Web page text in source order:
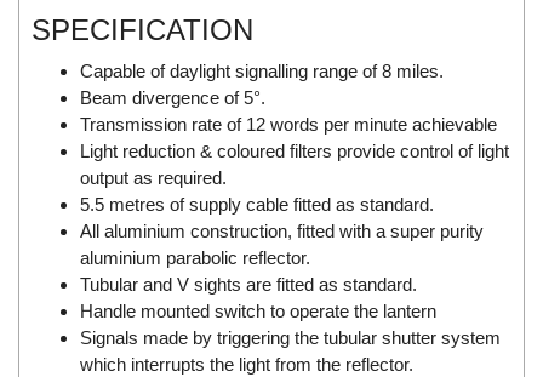
Druck
DUCATI
Duclean
Dukin Besko
Dunkermotoren
Durag
Dwyer
DYH
SPECIFICATION
Capable of daylight signalling range of 8 miles.
Beam divergence of 5°.
Transmission rate of 12 words per minute achievable
Light reduction & coloured filters provide control of light
output as required.
5.5 metres of supply cable fitted as standard.
All aluminium construction, fitted with a super purity
aluminium parabolic reflector.
Tubular and V sights are fitted as standard.
Handle mounted switch to operate the lantern
Signals made by triggering the tubular shutter system
which interrupts the light from the reflector.